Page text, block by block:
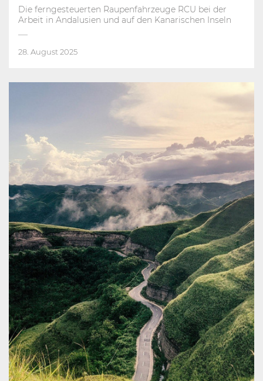
Die ferngesteuerten Raupenfahrzeuge RCU bei der
Arbeit in Andalusien und auf den Kanarischen Inseln
28. August 2025